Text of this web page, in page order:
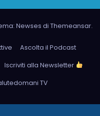
Newses di Themeansar.
Ascolta il Podcast
Iscriviti alla Newsletter
TV